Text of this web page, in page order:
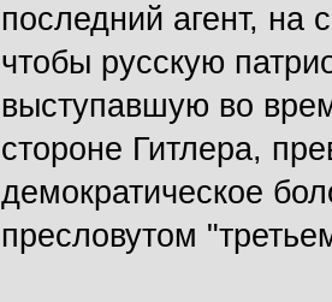
последний агент, на
чтобы русскую
выступавшую во
стороне Гитлера,
демократическое
пресловутом